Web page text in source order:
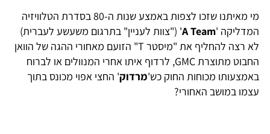
מי מאיתנו שזכו לצפות באמצע שנות ה-80 בסדרת הטלוויזיה
המדליקה 'A Team' ("צוות לעניין" בתרגום משעשע לעברית)
לא רצה להחליף את "מיסטר T" הזועם מאחורי ההגה של הוואן
החבוט מתוצרת GMC, לרדוף איתו אחרי המנוולים או לברוח
באמצעותו מכוחות החוק כש'מרדוק' החצי אפוי מכונס בתוך
עצמו במושב האחורי?